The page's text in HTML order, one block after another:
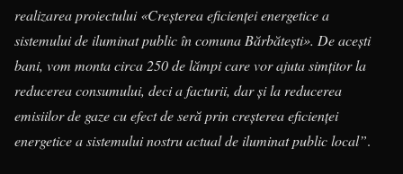
realizarea proiectului «Creşterea eficienței energetice a
sistemului de iluminat public în comuna Bărbăteşti». De acești
bani, vom monta circa 250 de lămpi care vor ajuta simțitor la
reducerea consumului, deci a facturii, dar și la reducerea
emisiilor de gaze cu efect de seră prin creșterea eficienței
energetice a sistemului nostru actual de iluminat public local”.